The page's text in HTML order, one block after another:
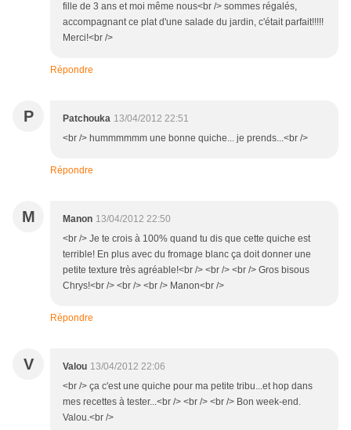
fille de 3 ans et moi même nous<br /> sommes régalés,
accompagnant ce plat d'une salade du jardin, c'était parfait!!!!!
Merci!<br />
Répondre
P Patchouka 13/04/2012 22:51
<br /> hummmmmm une bonne quiche... je prends...<br />
Répondre
M Manon 13/04/2012 22:50
<br /> Je te crois à 100% quand tu dis que cette quiche est
terrible! En plus avec du fromage blanc ça doit donner une
petite texture très agréable!<br /> <br /> <br /> Gros bisous
Chrys!<br /> <br /> <br /> Manon<br />
Répondre
V Valou 13/04/2012 22:06
<br /> ça c'est une quiche pour ma petite tribu...et hop dans
mes recettes à tester...<br /> <br /> <br /> Bon week-end.
Valou.<br />